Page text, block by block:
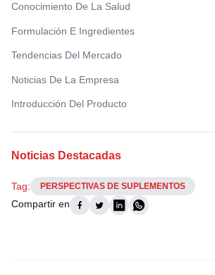
Conocimiento De La Salud
Formulación E Ingredientes
Tendencias Del Mercado
Noticias De La Empresa
Introducción Del Producto
Noticias Destacadas
Tag: PERSPECTIVAS DE SUPLEMENTOS
Compartir en